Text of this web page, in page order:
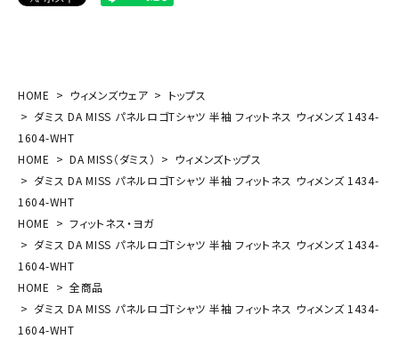
HOME ウィメンズウェア
トップス
ダミス DA MISS パネルロゴTシャツ 半袖 フィットネス ウィメンズ 1434-
1604-WHT
HOME
DA MISS（ダミス）
ウィメンズトップス
ダミス DA MISS パネルロゴTシャツ 半袖 フィットネス ウィメンズ 1434-
1604-WHT
HOME
フィットネス・ヨガ
ダミス DA MISS パネルロゴTシャツ 半袖 フィットネス ウィメンズ 1434-
1604-WHT
HOME
全商品
ダミス DA MISS パネルロゴTシャツ 半袖 フィットネス ウィメンズ 1434-
1604-WHT